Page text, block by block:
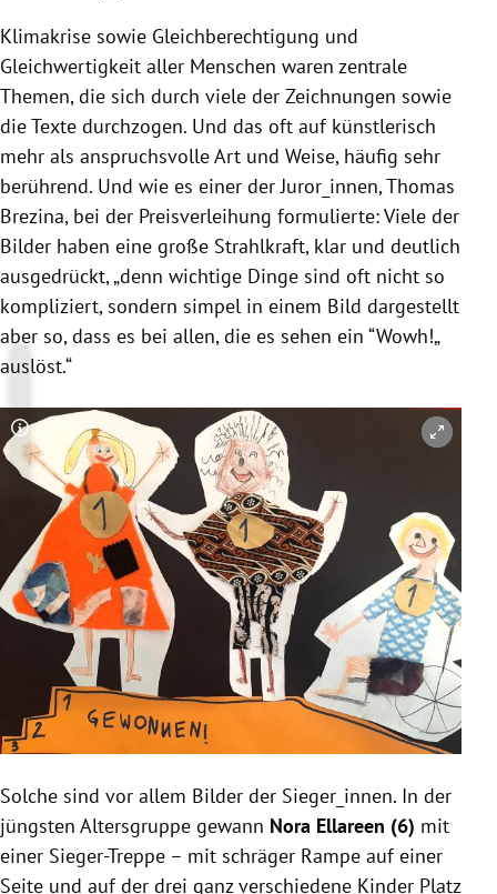
Klimakrise sowie Gleichberechtigung und
Gleichwertigkeit aller Menschen waren zentrale
Themen, die sich durch viele der Zeichnungen sowie
die Texte durchzogen. Und das oft auf künstlerisch
mehr als anspruchsvolle Art und Weise, häufig sehr
berührend. Und wie es einer der Juror_innen, Thomas
Brezina, bei der Preisverleihung formulierte: Viele der
Bilder haben eine große Strahlkraft, klar und deutlich
ausgedrückt, „denn wichtige Dinge sind oft nicht so
kompliziert, sondern simpel in einem Bild dargestellt
aber so, dass es bei allen, die es sehen ein “Wowh!„
auslöst.“
Copyright-Hinweis öffnen/schließen
Solche sind vor allem Bilder der Sieger_innen. In der
jüngsten Altersgruppe gewann Nora Ellareen (6) mit
einer Sieger-Treppe – mit schräger Rampe auf einer
Seite und auf der drei ganz verschiedene Kinder Platz